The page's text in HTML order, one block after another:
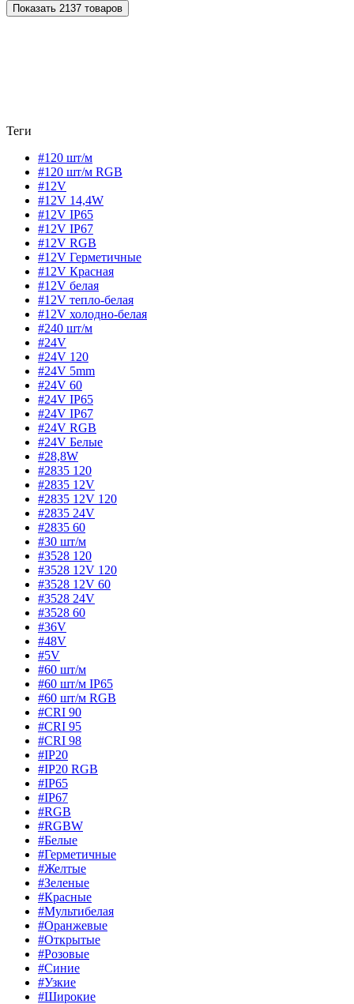
Показать 2137 товаров
Теги
#120 шт/м
#120 шт/м RGB
#12V
#12V 14,4W
#12V IP65
#12V IP67
#12V RGB
#12V Герметичные
#12V Красная
#12V белая
#12V тепло-белая
#12V холодно-белая
#240 шт/м
#24V
#24V 120
#24V 5mm
#24V 60
#24V IP65
#24V IP67
#24V RGB
#24V Белые
#28,8W
#2835 120
#2835 12V
#2835 12V 120
#2835 24V
#2835 60
#30 шт/м
#3528 120
#3528 12V 120
#3528 12V 60
#3528 24V
#3528 60
#36V
#48V
#5V
#60 шт/м
#60 шт/м IP65
#60 шт/м RGB
#CRI 90
#CRI 95
#CRI 98
#IP20
#IP20 RGB
#IP65
#IP67
#RGB
#RGBW
#Белые
#Герметичные
#Желтые
#Зеленые
#Красные
#Мультибелая
#Оранжевые
#Открытые
#Розовые
#Синие
#Узкие
#Широкие